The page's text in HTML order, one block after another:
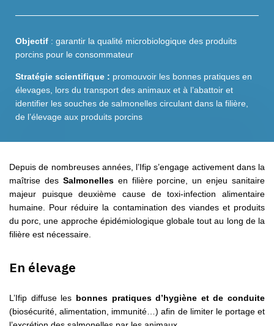
Objectif : garantir la qualité microbiologique des produits
porcins pour le consommateur
Stratégie scientifique : promouvoir les bonnes pratiques en
élevages, lors du transport des animaux et à l’abattoir et
identifier les souches de salmonelles circulant dans la filière,
de l’élevage aux produits porcins
Depuis de nombreuses années, l’Ifip s’engage activement dans la
maîtrise des Salmonellesen filière porcine, un enjeu sanitaire
majeur puisque deuxième cause de toxi-infection alimentaire
humaine. Pour réduire la contamination des viandes et produits
du porc, une approche épidémiologique globale tout au long de la
filière est nécessaire.
En élevage
L’Ifip diffuse les bonnes pratiques d’hygiène et de conduite
(biosécurité, alimentation, immunité…) afin de limiter le portage et